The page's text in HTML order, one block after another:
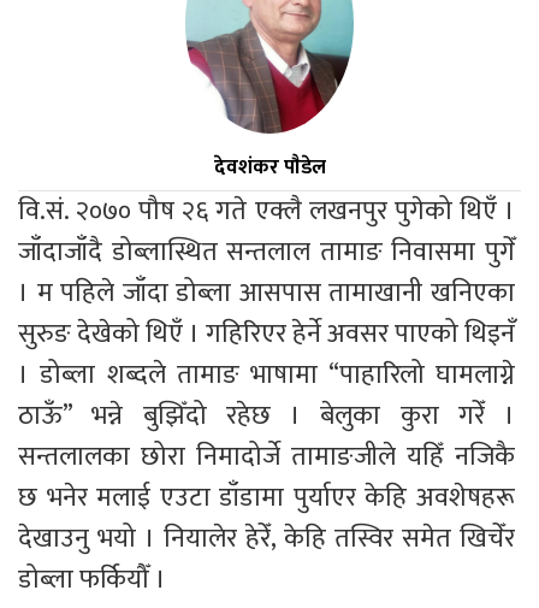
देवशंकर पाैडेल
वि.सं. २०७० पौष २६ गते एक्लै लखनपुर पुगेको थिएँ ।
जाँदाजाँदै डोब्लास्थित सन्तलाल तामाङ निवासमा पुगेँ
। म पहिले जाँदा डोब्ला आसपास तामाखानी खनिएका
सुरुङ देखेको थिएँ । गहिरिएर हेर्ने अवसर पाएको थिइनँ
। डोब्ला शब्दले तामाङ भाषामा “पाहारिलो घामलाग्ने
ठाऊँ” भन्ने बुझिँदो रहेछ । बेलुका कुरा गरेँ ।
सन्तलालका छोरा निमादोर्जे तामाङजीले यहिँ नजिकै
छ भनेर मलाई एउटा डाँडामा पुर्याएर केहि अवशेषहरू
देखाउनु भयो । नियालेर हेरेँ, केहि तस्विर समेत खिचेँर
डोब्ला फर्कियौँ ।